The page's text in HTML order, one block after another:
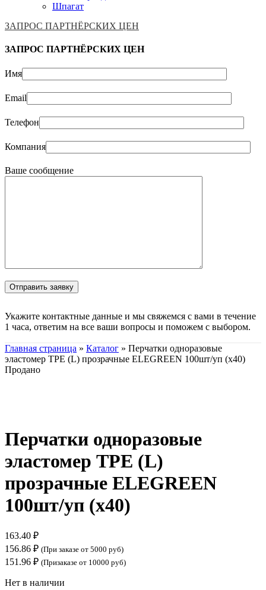
Шпагат
ЗАПРОС ПАРТНЁРСКИХ ЦЕН
ЗАПРОС ПАРТНЁРСКИХ ЦЕН
Имя
Email
Телефон
Компания
Ваше сообщение
Укажите контактные данные и мы свяжемся с вами в течение
1 часа, ответим на все ваши вопросы и поможем с выбором.
Главная страница » Каталог » Перчатки одноразовые
эластомер ТРЕ (L) прозрачные ELEGREEN 100шт/уп (х40)
Продано
Перчатки одноразовые
эластомер ТРЕ (L)
прозрачные ELEGREEN
100шт/уп (х40)
163.40 ₽
156.86 ₽ (При заказе от 5000 руб)
151.96 ₽ (Призаказе от 10000 руб)
Нет в наличии